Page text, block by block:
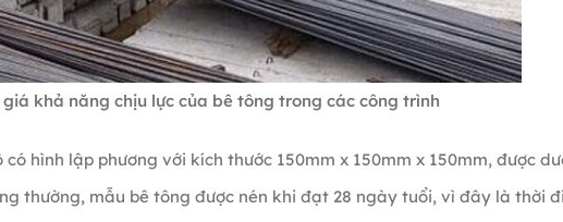
khả năng chịu lực của bê tông trong các công trình
hình lập phương với kích thước 150mm x 150mm x 150mm, được
thường, mẫu bê tông được nén khi đạt 28 ngày tuổi, vì đây là thời